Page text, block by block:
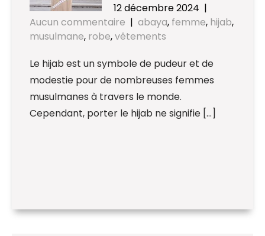
12 décembre 2024 |
Aucun commentaire | abaya, femme, hijab,
musulmane, robe,vêtements
Le hijab est un symbole de pudeur et de
modestie pour de nombreuses femmes
musulmanes à travers le monde.
Cependant, porter le hijab ne signifie […]